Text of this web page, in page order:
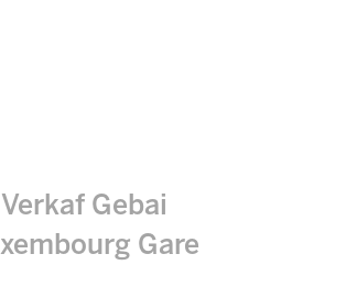
Verkaf Gebai
Gare